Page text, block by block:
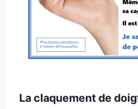
La claquement de